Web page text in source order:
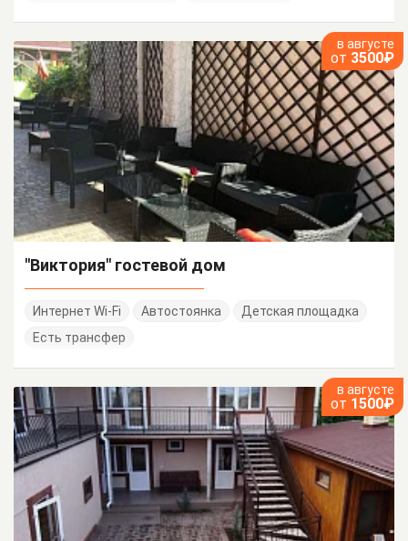
в августе
от 3500₽
"Виктория" гостевой дом
Интернет Wi-Fi Автостоянка
Детская площадка
Есть трансфер
в августе
от 1500₽